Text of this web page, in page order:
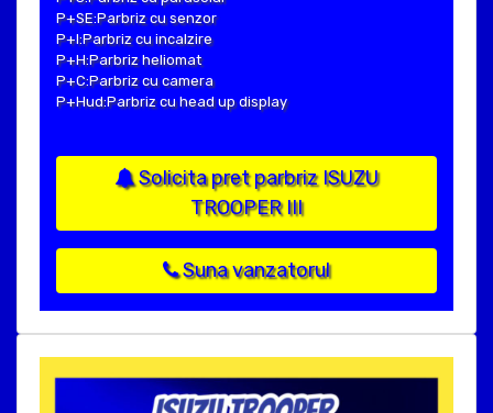
P+SE:Parbriz cu senzor
P+I:Parbriz cu incalzire
P+H:Parbriz heliomat
P+C:Parbriz cu camera
P+Hud:Parbriz cu head up display
Solicita pret parbriz ISUZU
TROOPER III
Suna vanzatorul